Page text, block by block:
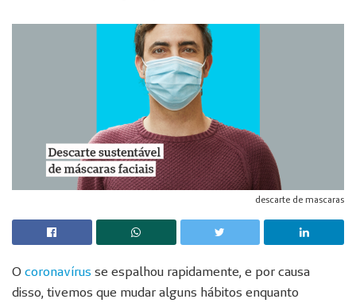
descarte de mascaras
O coronavírus se espalhou rapidamente, e por causa
disso, tivemos que mudar alguns hábitos enquanto